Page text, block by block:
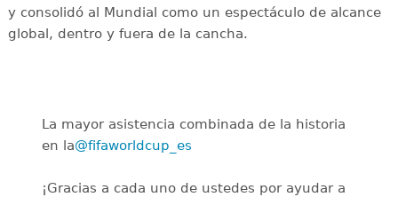
y consolidó al Mundial como un espectáculo de alcance
global, dentro y fuera de la cancha.
La mayor asistencia combinada de la historia
en la@fifaworldcup_es
¡Gracias a cada uno de ustedes por ayudar a